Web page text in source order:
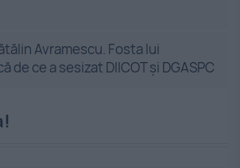
Avramescu. Fosta lui
de ce a sesizat DIICOT și DGASPC